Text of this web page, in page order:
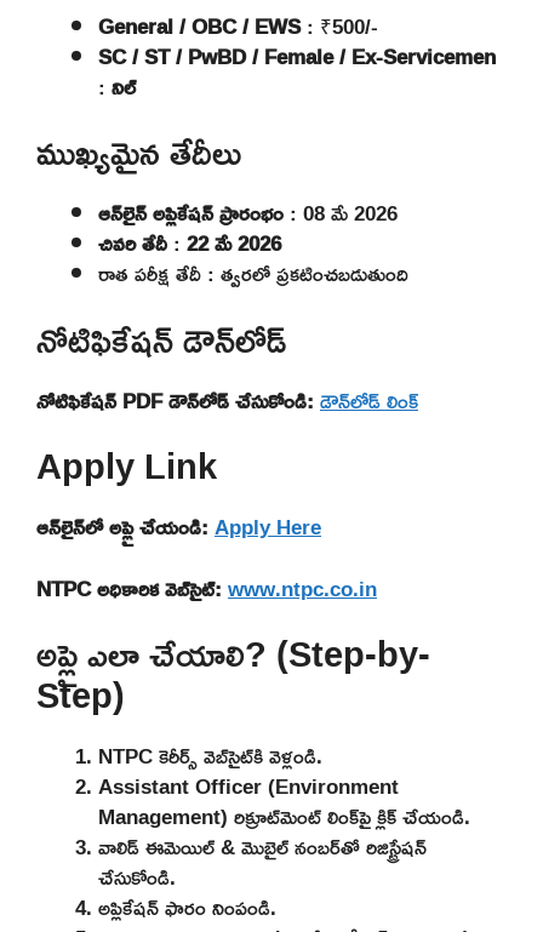
General / OBC / EWS: ₹500/-
SC / ST / PwBD / Female / Ex-Servicemen
: నిల్
ముఖ్యమైన తేదీలు
ఆన్‌లైన్ అప్లికేషన్ ప్రారంభం: 08 మే 2026
చివరి తేదీ: 22 మే 2026
రాత పరీక్ష తేదీ : త్వరలో ప్రకటించబడుతుంది
నోటిఫికేషన్ డౌన్‌లోడ్
నోటిఫికేషన్ PDF డౌన్‌లోడ్ చేసుకోండి:డౌన్‌లోడ్ లింక్
Apply Link
ఆన్‌లైన్‌లో అప్లై చేయండి:Apply Here
NTPC అధికారిక వెబ్‌సైట్:www.ntpc.co.in
అప్లై ఎలా చేయాలి? (Step-by-
Step)
NTPC కెరీర్స్ వెబ్‌సైట్‌కి వెళ్లండి.
Assistant Officer (Environment
Management) రిక్రూట్‌మెంట్ లింక్‌పై క్లిక్ చేయండి.
వాలిడ్ ఈమెయిల్ & మొబైల్ నంబర్‌తో రిజిస్ట్రేషన్
చేసుకోండి.
అప్లికేషన్ ఫారం నింపండి.